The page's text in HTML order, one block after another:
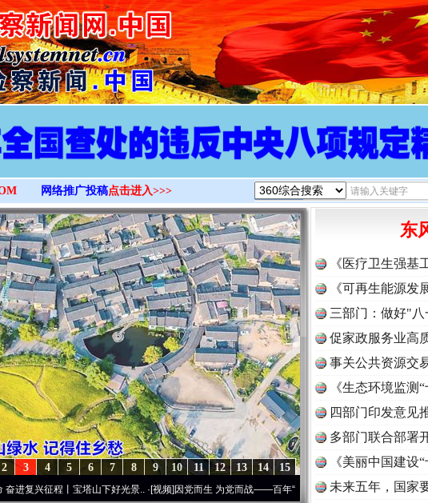
>
网络推广投稿点击进入>>>
15
14
13
12
11
10
9
8
7
6
5
4
3
2
丨宝塔山下好光景..·[视频]因党而生 为党而战——百年“纪”事⑧加强纪律..·[视频]牢记初心使命 奋进
东
《医疗卫生强基
《可再生能源发
三部门：做好"
促家政服务业高
事关公共资源交
《生态环境监测
读
四部门印发意见
多部门联合部署
《美丽中国建设
未来五年，国家